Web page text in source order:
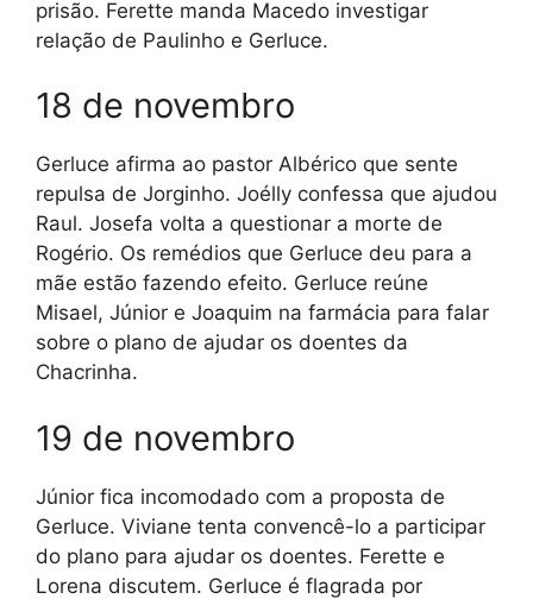
prisão. Ferette manda Macedo investigar
relação de Paulinho e Gerluce.
18 de novembro
Gerluce afirma ao pastor Albérico que sente
repulsa de Jorginho. Joélly confessa que ajudou
Raul. Josefa volta a questionar a morte de
Rogério. Os remédios que Gerluce deu para a
mãe estão fazendo efeito. Gerluce reúne
Misael, Júnior e Joaquim na farmácia para falar
sobre o plano de ajudar os doentes da
Chacrinha.
19 de novembro
Júnior fica incomodado com a proposta de
Gerluce. Viviane tenta convencê-lo a participar
do plano para ajudar os doentes. Ferette e
Lorena discutem. Gerluce é flagrada por